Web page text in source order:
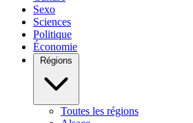
Sexo
Sciences
Politique
Économie
Régions
Toutes les régions